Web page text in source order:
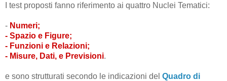
I test proposti fanno riferimento ai quattro Nuclei Tematici:
- Numeri;
- Spazio e Figure;
- Funzioni e Relazioni;
- Misure, Dati, e Previsioni.
e sono strutturati secondo le indicazioni del Quadro di